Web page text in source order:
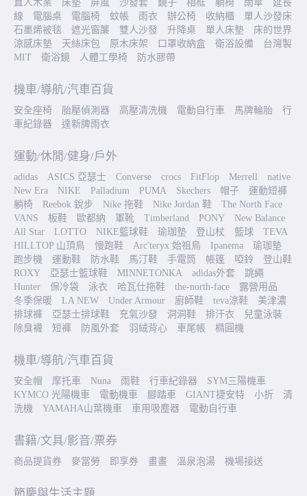
直人木業 床墊 屏風 沙發套 鏡子 相框 躺椅 雨傘
延長
線
電腦桌 電腦椅 蚊帳 雨衣 辦公椅 收納櫃
單人沙發床
石墨烯被毯
遮光窗簾 雙人沙發 升降桌 單人床墊
床的世界
涼感床墊
天絲床包 原木床架 口罩收納盒 衛浴設備
台灣製
MIT
衛浴鏡 人體工學椅 防水膠帶
機車/導航/汽車百貨
安全座椅 胎壓偵測器 高壓清洗機 電動自行車 馬牌輪胎
行
車紀錄器
達新牌雨衣
運動/休閒/健身/戶外
adidas ASICS 亞瑟士 Converse crocs FitFlop Merrell
native
New Era
NIKE Palladium PUMA Skechers 帽子
運動短褲
躺椅
Reebok 銳步 Nike 拖鞋 Nike Jordan 鞋
The North Face
VANS
板鞋 歐都納 軍靴 Timberland PONY
New Balance
All Star
LOTTO NIKE籃球鞋 瑜珈墊 登山杖 籃球
TEVA
HILLTOP 山頂鳥
慢跑鞋 Arc'teryx 始祖鳥 Ipanema
瑜珈墊
跑步機
運動鞋 防水鞋 馬汀鞋 手電筒 帳篷 啞鈴
登山鞋
ROXY
亞瑟士籃球鞋 MINNETONKA adidas外套
跳繩
Hunter
保冷袋 泳衣 哈瓦仕拖鞋 the-north-face
露營用品
冬季保暖
LA NEW Under Armour 廚師鞋 teva涼鞋
美津濃
排球褲
亞瑟士排球鞋 充氣沙發 洞洞鞋 排汗衣
兒童泳裝
除臭襪
短褲 防風外套 羽絨背心 車尾帳 橢圓機
機車/導航/汽車百貨
安全帽 摩托車 Nuna 雨鞋 行車紀錄器
SYM三陽機車
KYMCO 光陽機車
電動機車 腳踏車 GIANT捷安特 小折
清
洗機
YAMAHA山葉機車 車用吸塵器 電動自行車
書籍/文具/影音/票券
商品提貨券 麥當勞 即享券 畫畫 溫泉泡湯 機場接送